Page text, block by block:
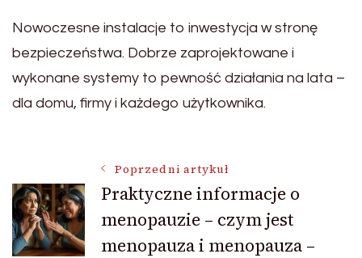
Nowoczesne instalacje to inwestycja w stronę
bezpieczeństwa. Dobrze zaprojektowane i
wykonane systemy to pewność działania na lata –
dla domu, firmy i każdego użytkownika.
Nawigacja
wpisu
Poprzedni artykuł
Praktyczne informacje o
menopauzie – czym jest
menopauza i menopauza –